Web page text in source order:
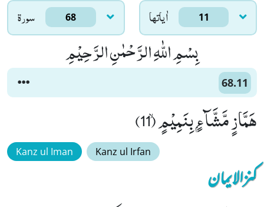
سورۃ 68 اٰياتها 11
بِسْمِ اللّٰهِ الرَّحْمٰنِ الرَّحِیْمِ
68.11
هَمَّازٍ مَّشَّآءٍۭ بِنَمِیْمٍۙ (11)
Kanz ul Iman Kanz ul Irfan
کنزالایمان